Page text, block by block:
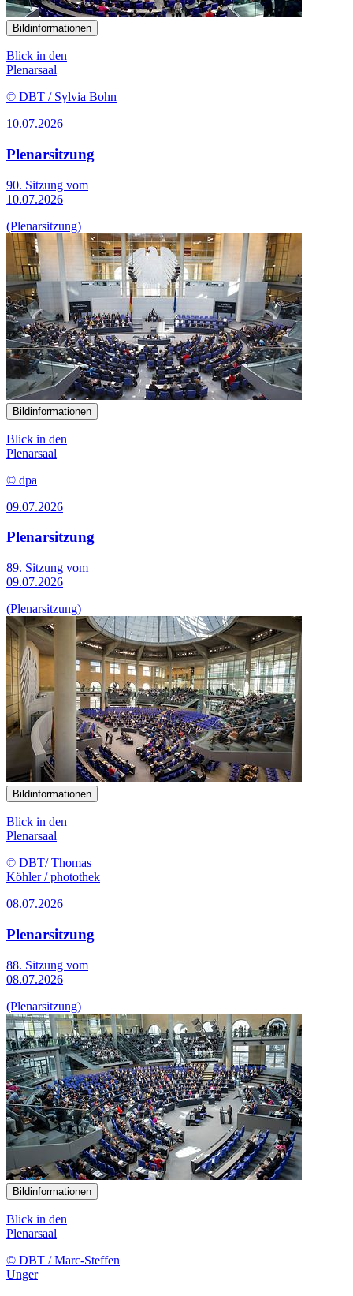
Bildinformationen
Blick in den
Plenarsaal
© DBT / Sylvia Bohn
10.07.2026
Plenarsitzung
90. Sitzung vom
10.07.2026
(Plenarsitzung)
Bildinformationen
Blick in den
Plenarsaal
© dpa
09.07.2026
Plenarsitzung
89. Sitzung vom
09.07.2026
(Plenarsitzung)
Bildinformationen
Blick in den
Plenarsaal
© DBT/ Thomas
Köhler / photothek
08.07.2026
Plenarsitzung
88. Sitzung vom
08.07.2026
(Plenarsitzung)
Bildinformationen
Blick in den
Plenarsaal
© DBT / Marc-Steffen
Unger